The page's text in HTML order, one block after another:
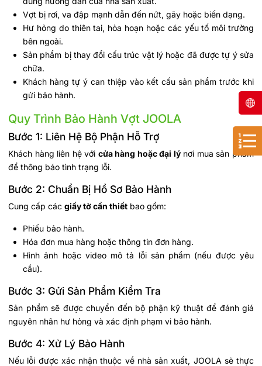
Vợt bị rơi, va đập mạnh dẫn đến nứt, gãy hoặc biến dạng.
Hư hỏng do thiên tai, hỏa hoạn hoặc các yếu tố môi trường
bên ngoài.
Sản phẩm bị thay đổi cấu trúc vật lý hoặc đã được tự ý sửa
chữa.
Khách hàng tự ý can thiệp vào kết cấu sản phẩm trước khi
gửi bảo hành.
Quy Trình Bảo Hành Vợt JOOLA
Bước 1: Liên Hệ Bộ Phận Hỗ Trợ
Khách hàng liên hệ với cửa hàng hoặc đại lýnơi mua sản phẩm
để thông báo tình trạng lỗi.
Bước 2: Chuẩn Bị Hồ Sơ Bảo Hành
Cung cấp các giấy tờ cần thiết bao gồm:
Phiếu bảo hành.
Hóa đơn mua hàng hoặc thông tin đơn hàng.
Hình ảnh hoặc video mô tả lỗi sản phẩm (nếu được yêu
cầu).
Bước 3: Gửi Sản Phẩm Kiểm Tra
Sản phẩm sẽ được chuyển đến bộ phận kỹ thuật để đánh giá
nguyên nhân hư hỏng và xác định phạm vi bảo hành.
Bước 4: Xử Lý Bảo Hành
Nếu lỗi được xác nhận thuộc về nhà sản xuất, JOOLA sẽ thực